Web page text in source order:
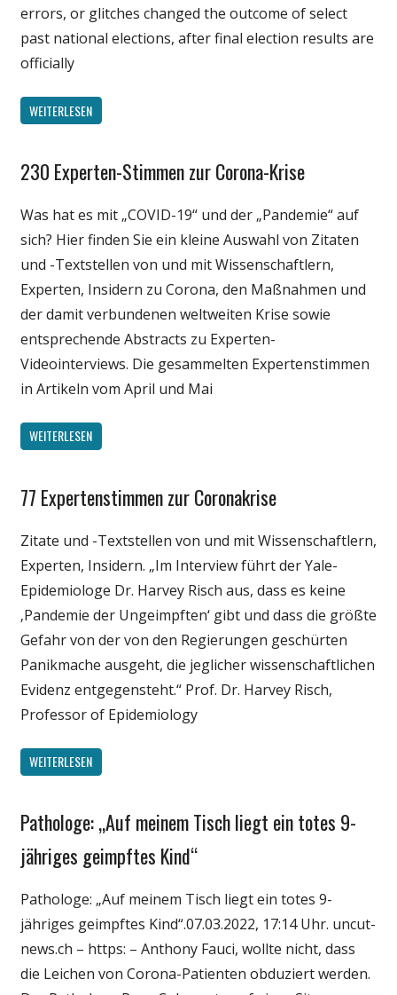
errors, or glitches changed the outcome of select
past national elections, after final election results are
officially
WEITERLESEN
Gesellschaft
Politik
Wirtschaft
Wissenschaft
230 Experten-Stimmen zur Corona-Krise
Was hat es mit „COVID-19“ und der „Pandemie“ auf
sich? Hier finden Sie ein kleine Auswahl von Zitaten
und -Textstellen von und mit Wissenschaftlern,
Experten, Insidern zu Corona, den Maßnahmen und
der damit verbundenen weltweiten Krise sowie
entsprechende Abstracts zu Experten-
Videointerviews. Die gesammelten Expertenstimmen
in Artikeln vom April und Mai
WEITERLESEN
Gesellschaft
Politik
Wirtschaft
Wissenschaft
77 Expertenstimmen zur Coronakrise
Zitate und -Textstellen von und mit Wissenschaftlern,
Experten, Insidern. „Im Interview führt der Yale-
Epidemiologe Dr. Harvey Risch aus, dass es keine
‚Pandemie der Ungeimpften‘ gibt und dass die größte
Gefahr von der von den Regierungen geschürten
Panikmache ausgeht, die jeglicher wissenschaftlichen
Evidenz entgegensteht.“ Prof. Dr. Harvey Risch,
Professor of Epidemiology
WEITERLESEN
Gesellschaft
Medien
Politik
Wirtschaft
Wissenschaft
Pathologe: „Auf meinem Tisch liegt ein totes 9-
jähriges geimpftes Kind“
Pathologe: „Auf meinem Tisch liegt ein totes 9-
jähriges geimpftes Kind“.07.03.2022, 17:14 Uhr. uncut-
news.ch – https: – Anthony Fauci, wollte nicht, dass
die Leichen von Corona-Patienten obduziert werden.